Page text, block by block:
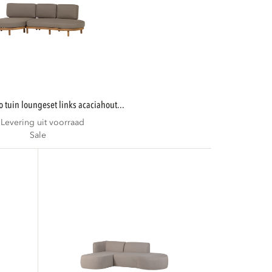
tuin loungeset links acaciahout...
Levering uit voorraad
Sale